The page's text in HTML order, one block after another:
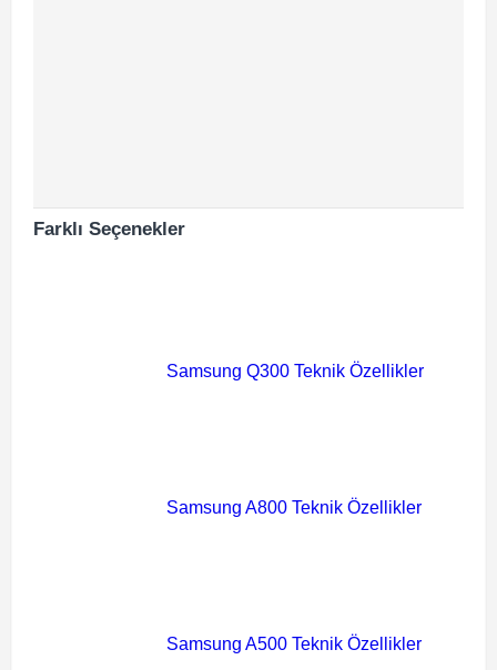
Farklı Seçenekler
Samsung Q300 Teknik Özellikler
Samsung A800 Teknik Özellikler
Samsung A500 Teknik Özellikler